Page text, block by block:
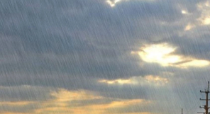
OTOMOBİL
KURUMSAL